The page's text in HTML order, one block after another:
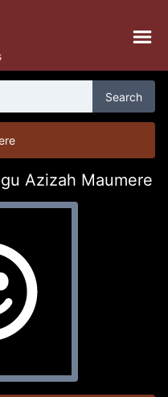
Search
Azizah Maumere